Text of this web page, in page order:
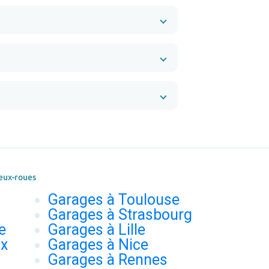
roues
Garages à Toulouse
Garages à Strasbourg
Garages à Lille
Garages à Nice
Garages à Rennes